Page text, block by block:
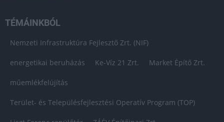
TÉMÁINKBÓL
Nemzeti Infrastruktúra Fejlesztő Zrt. (NIF)
energetikai beruházás Ke-Víz 21 Zrt. Market Építő Zrt.
műemlékfelújítás
Terület- és Településfejlesztési Operatív Program (TOP)